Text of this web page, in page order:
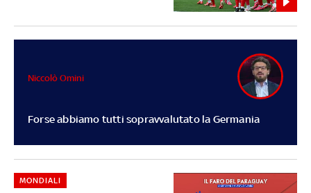
Forse abbiamo tutti sopravvalutato la Germania
Niccolò Omini
MONDIALI